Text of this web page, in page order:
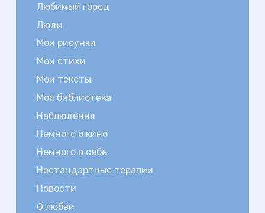
Любимый город
Люди
Мои рисунки
Мои стихи
Мои тексты
Моя библиотека
Наблюдения
Немного о кино
Немного о себе
Нестандартные терапии
Новости
О любви